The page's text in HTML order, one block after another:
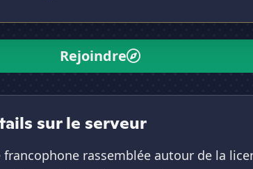
Rejoindre
sur le serveur
rassemblée autour de la